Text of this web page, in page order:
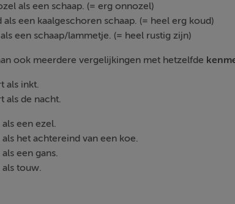
als een schaap. (= erg onnozel)
als een kaalgeschoren schaap. (= heel erg koud)
een schaap/lammetje. (= heel rustig zijn)
ook meerdere vergelijkingen met hetzelfde
als inkt.
als de nacht.
een ezel.
het achtereind van een koe.
een gans.
touw.